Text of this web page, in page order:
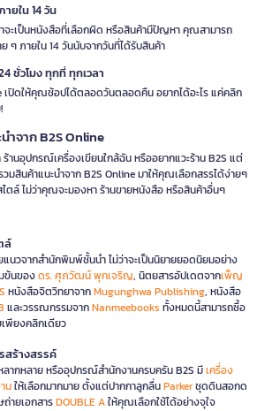
ยใน 14 วัน
าจะเป็นหนังสือที่เลือกผิด หรือสินค้ามีปัญหา คุณสามารถ
ๆ ภายใน 14 วันนับจากวันที่ได้รับสินค้า
ชั่วโมง ทุกที่ ทุกเวลา
เปิดให้คุณช้อปได้ตลอดวันตลอดคืน อยากได้อะไร แค่คลิก
ำจาก B2S Online
านอุปกรณ์เครื่องเขียนใกล้ฉัน หรืออยากแวะร้าน B2S แต่
วมสินค้าแนะนำจาก B2S Online มาให้คุณเลือกสรรได้ง่ายๆ
ตล์ ไม่ว่าคุณจะมองหา ร้านขายหนังสือ หรือสินค้าอื่นๆ
ล์
แนวจากสำนักพิมพ์ชั้นนำ ไม่ว่าจะเป็นนิยายยอดนิยมอย่าง
ข้นของดร. ศุภวัฒน์ พุกเจริญ, นิตยสารอัปเดตจากเพ็ญ
หนังสือจิตวิทยาจากMugunghwa Publishing, หนังสือ
และวรรณกรรมจากNanmeebooks ทั้งหมดนี้สามารถซื้อ
พียงคลิกเดียว
สร้างสรรค์
ากหลาย หรืออุปกรณ์สำนักงานครบครัน B2S มีเครื่อง
นให้เลือกมากมาย ตั้งแต่ปากกาลูกลื่นParkerชุดดินสอกด
ายเอกสารDOUBLE Aให้คุณเลือกใช้ได้อย่างจุใจ